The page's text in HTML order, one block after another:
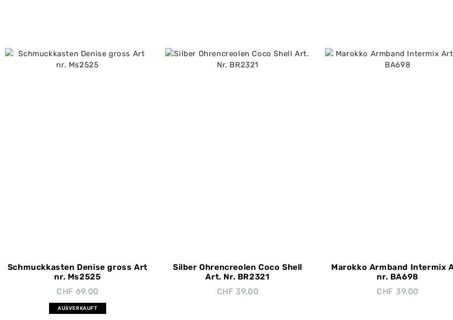
Schmuckkasten Denise gross Art
nr. Ms2525
CHF 69.00
AUSVERKAUFT
Silber Ohrencreolen Coco Shell
Art. Nr. BR2321
CHF 39.00
Marokko Armband Intermix
nr. BA698
CHF 39.00